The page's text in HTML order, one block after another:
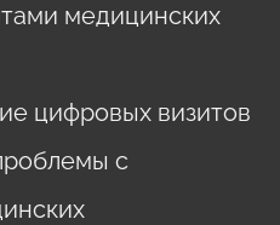
медицинских
цифровых визитов
с